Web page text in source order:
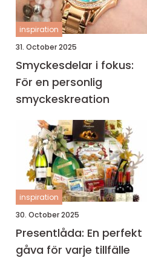
inspiration
31. October 2025
Smyckesdelar i fokus:
För en personlig
smyckeskreation
inspiration
30. October 2025
Presentlåda: En perfekt
gåva för varje tillfälle